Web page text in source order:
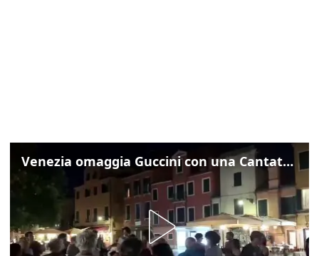
Venezia omaggia Guccini con una Cantata Anarchica in campo Santa Margherita